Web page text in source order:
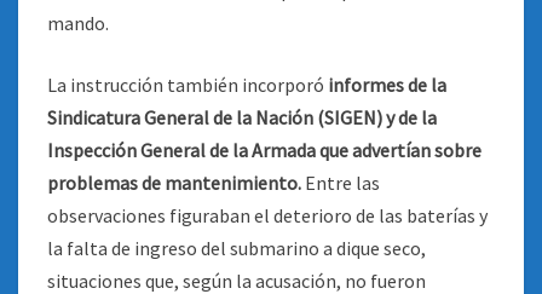
mando.
La instrucción también incorporó informes de la
Sindicatura General de la Nación (SIGEN) y de la
Inspección General de la Armada que advertían sobre
problemas de mantenimiento. Entre las
observaciones figuraban el deterioro de las baterías y
la falta de ingreso del submarino a dique seco,
situaciones que, según la acusación, no fueron